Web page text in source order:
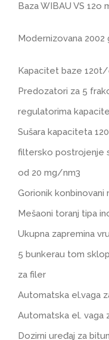
Baza WIBAU VS 12o
Modernizovana 2002
Kapacitet baze
Predozatori za 5
regulatorima
Sušara kapaciteta
filtersko postrojenje
od 20 mg/nm3
Gorionik
Mešaoni toranj tipa
Ukupna zapremina
5 bunkerau tom
za filer
Automatska el.vaga
Automatska el. vaga
Dozirni uređaj za